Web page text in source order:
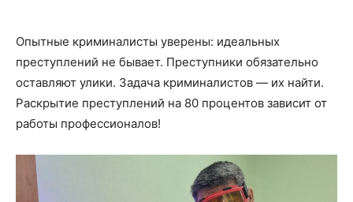
Опытные криминалисты уверены: идеальных
преступлений не бывает. Преступники обязательно
оставляют улики. Задача криминалистов — их найти.
Раскрытие преступлений на 80 процентов зависит от
работы профессионалов!